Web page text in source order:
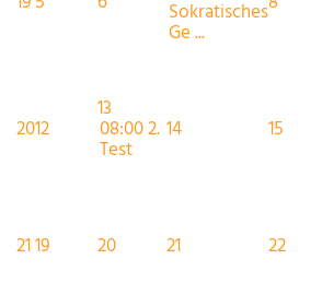
Sokratisches
Ge ...
2012
13
08:00 2.
Test
14 15
2119 20 21 22